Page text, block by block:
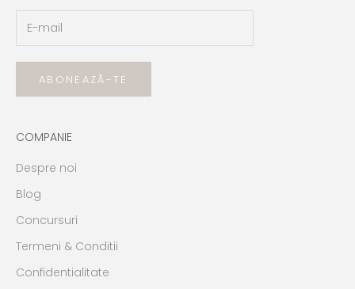
ABONEAZĂ-TE
COMPANIE
Despre noi
Blog
Concursuri
Termeni & Conditii
Confidentialitate